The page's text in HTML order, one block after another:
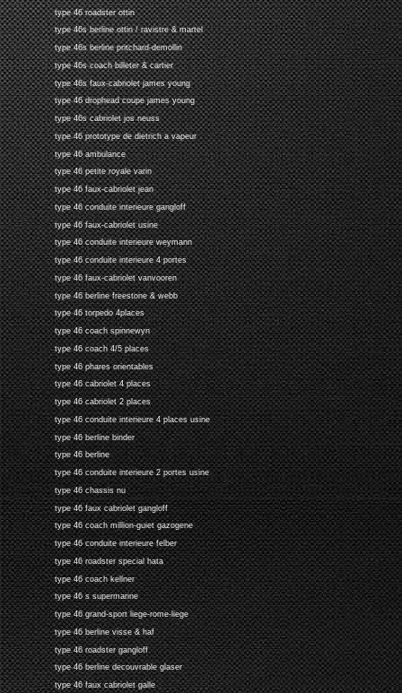
type 46 roadster ottin
type 46s berline ottin / ravistre & martel
type 46s berline pritchard-demollin
type 46s coach billeter & cartier
type 46s faux-cabriolet james young
type 46 drophead coupe james young
type 46s cabriolet jos neuss
type 46 prototype de dietrich a vapeur
type 46 ambulance
type 46 petite royale varin
type 46 faux-cabriolet jean
type 46 conduite interieure gangloff
type 46 faux-cabriolet usine
type 46 conduite interieure weymann
type 46 conduite interieure 4 portes
type 46 faux-cabriolet vanvooren
type 46 berline freestone & webb
type 46 torpedo 4places
type 46 coach spinnewyn
type 46 coach 4/5 places
type 46 phares orientables
type 46 cabriolet 4 places
type 46 cabriolet 2 places
type 46 conduite interieure 4 places usine
type 46 berline binder
type 46 berline
type 46 conduite interieure 2 portes usine
type 46 chassis nu
type 46 faux cabriolet gangloff
type 46 coach million-guiet gazogene
type 46 conduite interieure felber
type 46 roadster special hata
type 46 coach kellner
type 46 s supermarine
type 46 grand-sport liege-rome-liege
type 46 berline visse & haf
type 46 roadster gangloff
type 46 berline decouvrable glaser
type 46 faux cabriolet galle